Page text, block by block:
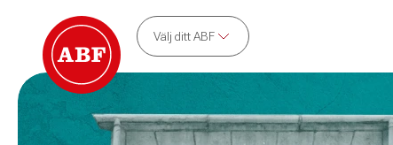
Välj ditt ABF